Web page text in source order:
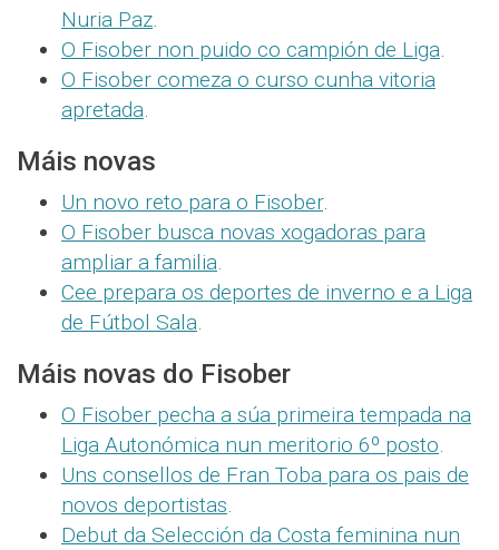
Nuria Paz.
O Fisober non puido co campión de Liga.
O Fisober comeza o curso cunha vitoria
apretada.
Máis novas
Un novo reto para o Fisober.
O Fisober busca novas xogadoras para
ampliar a familia.
Cee prepara os deportes de inverno e a Liga
de Fútbol Sala.
Máis novas do Fisober
O Fisober pecha a súa primeira tempada na
Liga Autonómica nun meritorio 6º posto.
Uns consellos de Fran Toba para os pais de
novos deportistas.
Debut da Selección da Costa feminina nun